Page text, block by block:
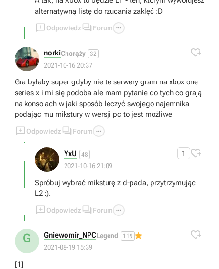
alternatywną listę do rzucania zaklęć :D
Odpowiedz  Forum 
norkiChorąży 32
2021-10-16 20:37

Gra byłaby super gdyby nie te serwery gram na xbox one
series x i mi się podoba ale mam pytanie do tych co grają
na konsolach w jaki sposób leczyć swojego najemnika
podając mu mikstury w wersji pc to jest możliwe
Odpowiedz  Forum 
YxU 48
2021-10-16 21:09
1 
Spróbuj wybrać miksturę z d-pada, przytrzymując
L2 :).
Odpowiedz  Forum 
G Gniewomir_NPCLegend 119
2021-08-19 15:39

[1]